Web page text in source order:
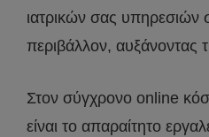
ιατρικών σας υπηρεσιών
περιβάλλον, αυξάνοντας
Στον σύγχρονο online
είναι το απαραίτητο